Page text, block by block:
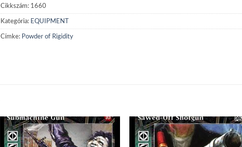
Cikkszám: 1660
Kategória: EQUIPMENT
Címke: Powder of Rigidity
Add to
Add